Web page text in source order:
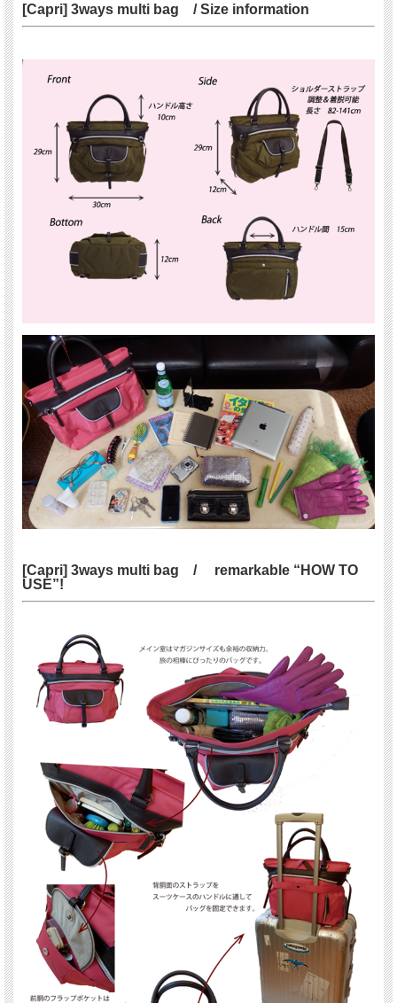
[Capri] 3ways multi bag / Size information
[Capri] 3ways multi bag / remarkable “HOW TO
USE”!